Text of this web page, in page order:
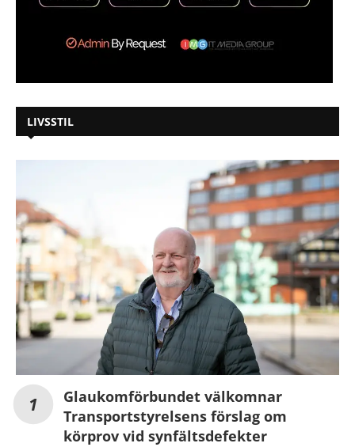
LIVSSTIL
Glaukomförbundet välkomnar
Transportstyrelsens förslag om
körprov vid synfältsdefekter